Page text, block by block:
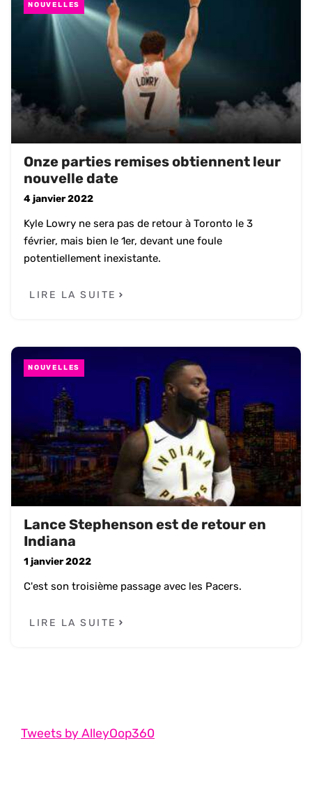
NOUVELLES
Onze parties remises obtiennent leur
nouvelle date
4 janvier 2022
Kyle Lowry ne sera pas de retour à Toronto le 3
février, mais bien le 1er, devant une foule
potentiellement inexistante.
LIRE LA SUITE
NOUVELLES
Lance Stephenson est de retour en
Indiana
1 janvier 2022
C'est son troisième passage avec les Pacers.
LIRE LA SUITE
Tweets by AlleyOop360